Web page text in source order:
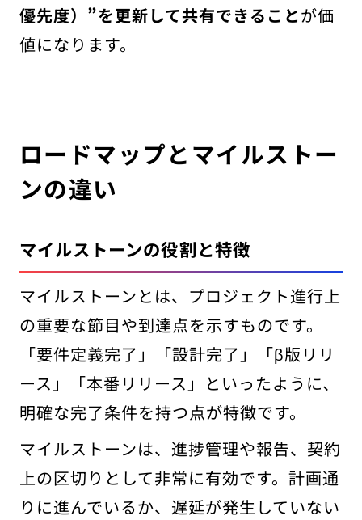
優先度）”を更新して共有できることが価
値になります。
ロードマップとマイルストー
ンの違い
マイルストーンの役割と特徴
マイルストーンとは、プロジェクト進行上
の重要な節目や到達点を示すものです。
「要件定義完了」「設計完了」「β版リリ
ース」「本番リリース」といったように、
明確な完了条件を持つ点が特徴です。
マイルストーンは、進捗管理や報告、契約
上の区切りとして非常に有効です。計画通
りに進んでいるか、遅延が発生していない